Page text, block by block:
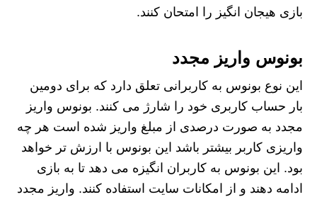
بازی هیجان انگیز را امتحان کنند.
بونوس واریز مجدد
این نوع بونوس به کاربرانی تعلق دارد که برای دومین
بار حساب کاربری خود را شارژ می کنند. بونوس واریز
مجدد به صورت درصدی از مبلغ واریز شده است هر چه
واریزی کاربر بیشتر باشد این بونوس با ارزش تر خواهد
بود. این بونوس‌ به کاربران انگیزه می‌ دهد تا به بازی
ادامه دهند و از امکانات سایت استفاده کنند. واریز مجدد